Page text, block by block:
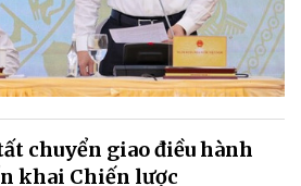
chuyển giao điều hành
khai Chiến lược